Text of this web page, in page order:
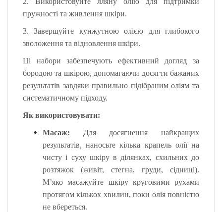
пружності та живлення шкіри.
3.
Завершуйте кунжутною олією для глибокого
зволоження та відновлення шкіри.
Ці набори забезпечують ефективний догляд за
бородою та шкірою, допомагаючи досягти бажаних
результатів завдяки правильно підібраним оліям та
систематичному підходу.
Як використовувати:
Масаж: Для досягнення найкращих
результатів, наносьте кілька крапель олії на
чисту і суху шкіру в ділянках, схильних до
розтяжок (живіт, стегна, груди, сідниці).
М’яко масажуйте шкіру круговими рухами
протягом кількох хвилин, поки олія повністю
не вбереться.